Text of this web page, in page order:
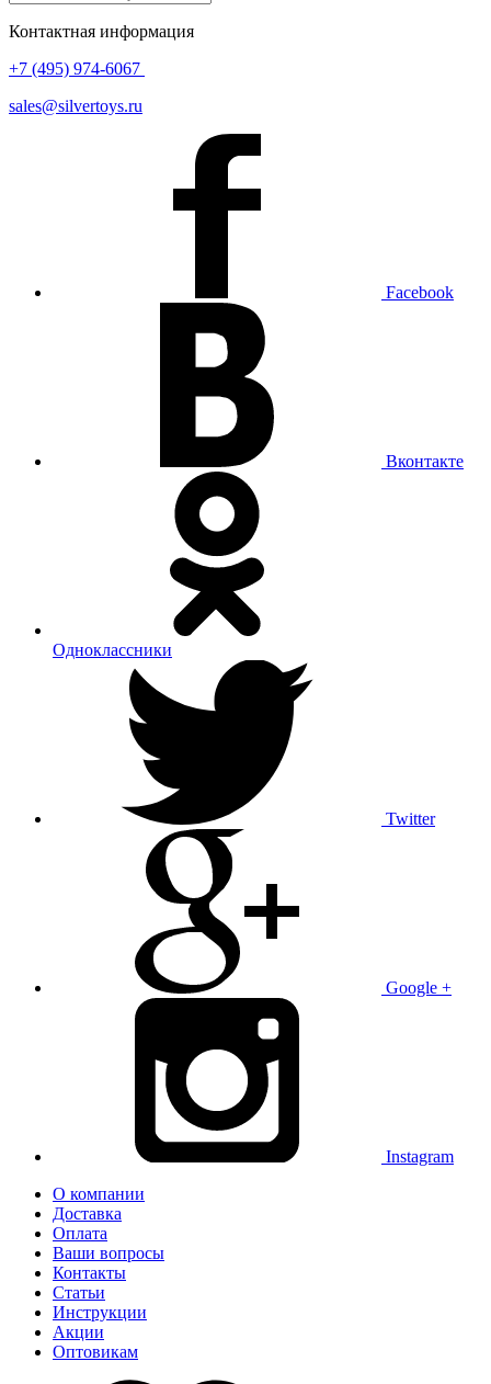
Контактная информация
+7 (495) 974-6067
sales@silvertoys.ru
Facebook
Вконтакте
Одноклассники
Twitter
Google +
Instagram
О компании
Доставка
Оплата
Ваши вопросы
Контакты
Статьи
Инструкции
Акции
Оптовикам